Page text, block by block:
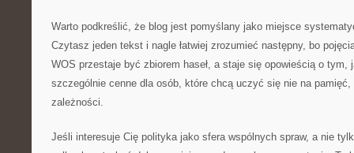
Warto podkreślić, że blog jest pomyślany jako miejsce
Czytasz jeden tekst i nagle łatwiej zrozumieć następny, bo
WOS przestaje być zbiorem haseł, a staje się opowieścią o tym,
szczególnie cenne dla osób, które chcą uczyć się nie na
zależności.
Jeśli interesuje Cię polityka jako sfera wspólnych spraw, a nie